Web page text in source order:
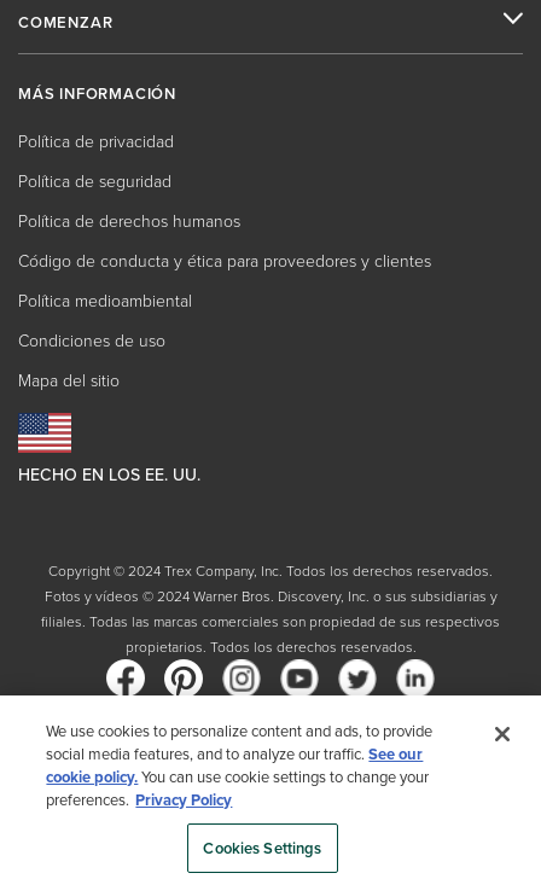
COMENZAR
MÁS INFORMACIÓN
Política de privacidad
Política de seguridad
Política de derechos humanos
Código de conducta y ética para proveedores y clientes
Política medioambiental
Condiciones de uso
Mapa del sitio
HECHO EN LOS EE. UU.
Copyright © 2024 Trex Company, Inc. Todos los derechos reservados.
Fotos y vídeos © 2024 Warner Bros. Discovery, Inc. o sus subsidiarias y
filiales. Todas las marcas comerciales son propiedad de sus respectivos
propietarios. Todos los derechos reservados.
País
Al elegir su país, reconoce que ha leído la Política de privacidad de Trex
We use cookies to personalize content and ads, to provide
social media features, and to analyze our traffic.See our
cookie policy.You can use cookie settings to change your
preferences. Privacy Policy
Cookies Settings